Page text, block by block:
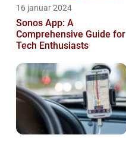
16 januar 2024
Sonos App: A
Comprehensive Guide for
Tech Enthusiasts